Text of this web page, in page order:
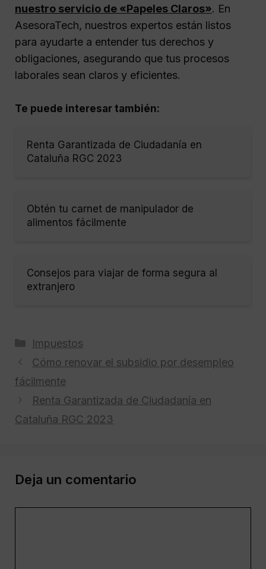
nuestro servicio de «Papeles Claros». En
AsesoraTech, nuestros expertos están listos
para ayudarte a entender tus derechos y
obligaciones, asegurando que tus procesos
laborales sean claros y eficientes.
Te puede interesar también:
Renta Garantizada de Ciudadanía en
Cataluña RGC 2023
Obtén tu carnet de manipulador de
alimentos fácilmente
Consejos para viajar de forma segura al
extranjero
Categorías
Impuestos
Cómo renovar el subsidio por desempleo
fácilmente
Renta Garantizada de Ciudadanía en
Cataluña RGC 2023
Deja un comentario